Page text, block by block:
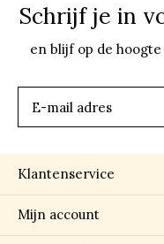
Schrijf je in
en blijf op de
Klantenservice
Mijn account